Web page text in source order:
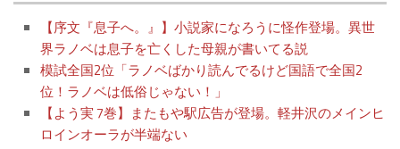
【序文『息子へ。』】小説家になろうに怪作登場。異世
界ラノベは息子を亡くした母親が書いてる説
模試全国2位「ラノベばかり読んでるけど国語で全国2
位！ラノベは低俗じゃない！」
【よう実 7巻】またもや駅広告が登場。軽井沢のメインヒ
ロインオーラが半端ない